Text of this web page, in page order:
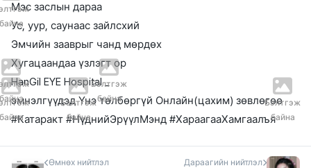
Мэс заслын дараа
Ус, уур, саунаас зайлсхий
Эмчийн зааврыг чанд мөрдөх
Хугацаандаа үзлэгт ор
HanGil EYE Hospital _Бэлтгэж
байна
эмнэлгүүдэдБэлтгэж
байна
Үнэ төлбөргүй Онлайн(цахим) зөвлөгөөБэлтгэж
байна
#Катаракт #НүднийЭрүүлМэнд #ХараагааХамгаалъя
Өмнөх нийтлэл Дараагийн нийтлэл